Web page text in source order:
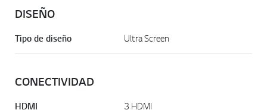
DISEÑO
Tipo de diseño Ultra Screen
CONECTIVIDAD
HDMI 3 HDMI